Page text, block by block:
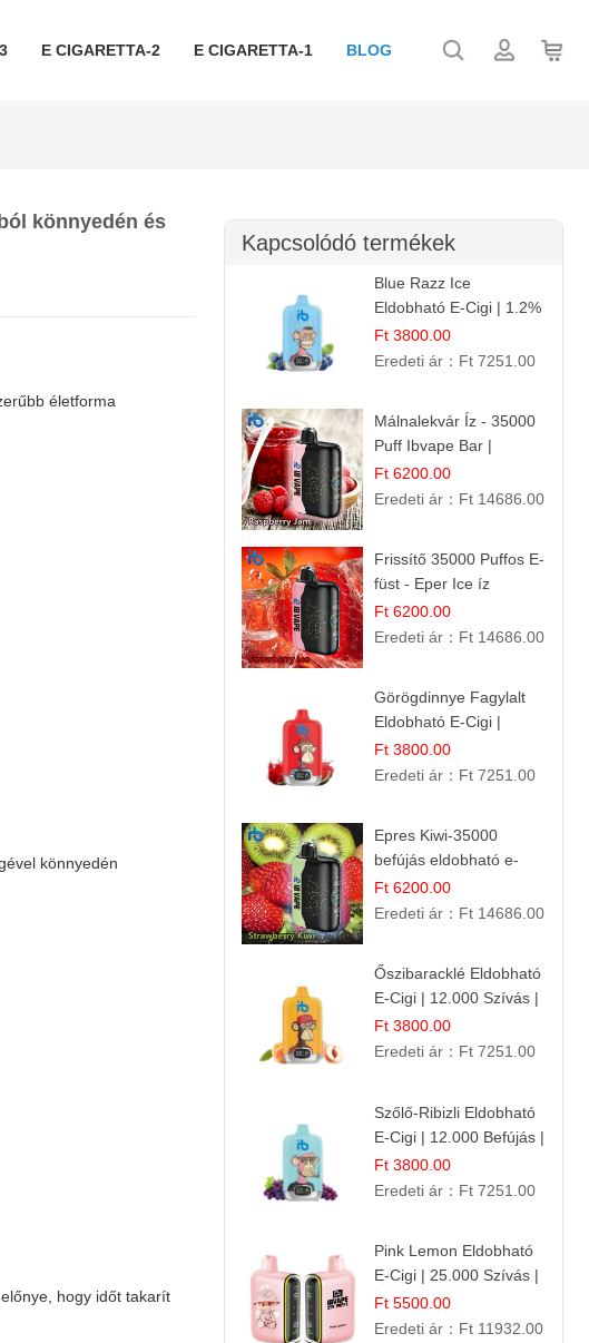
E CIGARETTA-2 E CIGARETTA-1 BLOG
könnyedén és
életforma
könnyedén
hogy időt takarít
Kapcsolódó termékek
Blue Razz Ice
Eldobható E-Cigi | 1.2%
Nikotin | Jéghideg
Málna Íz
Ft 3800.00
Eredeti ár： Ft 7251.00
Málnalekvár Íz - 35000
Puff Ibvape Bar |
Gazdag Gyümölcsös
Ízélmény!
Ft 6200.00
Eredeti ár： Ft 14686.00
Frissítő 35000 Puffos E-
füst - Eper Ice íz
Ft 6200.00
Eredeti ár： Ft 14686.00
Görögdinnye Fagylalt
Eldobható E-Cigi |
12.000 Szívás | Édes
Vízidín Íz
Ft 3800.00
Eredeti ár： Ft 7251.00
Epres Kiwi-35000
befújás eldobható e-
cigaretta
Ft 6200.00
Eredeti ár： Ft 14686.00
Őszibaracklé Eldobható
E-Cigi | 12.000 Szívás |
Frissítő Barack Íz
Ft 3800.00
Eredeti ár： Ft 7251.00
Szőlő-Ribizli Eldobható
E-Cigi | 12.000 Befújás |
Friss Gyümölcs Íz
Ft 3800.00
Eredeti ár： Ft 7251.00
Pink Lemon Eldobható
E-Cigi | 25.000 Szívás |
Rózsaszín Citrom Íz
Ft 5500.00
Eredeti ár： Ft 11932.00